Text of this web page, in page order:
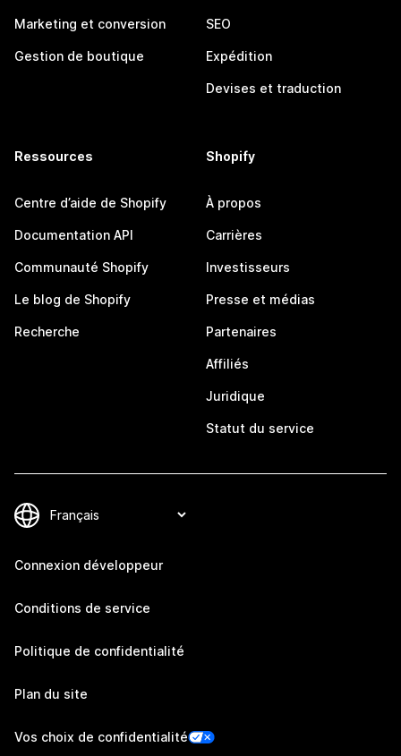
Marketing et conversion
Gestion de boutique
SEO
Expédition
Devises et traduction
Ressources
Centre d’aide de Shopify
Documentation API
Communauté Shopify
Le blog de Shopify
Recherche
Shopify
À propos
Carrières
Investisseurs
Presse et médias
Partenaires
Affiliés
Juridique
Statut du service
Connexion développeur
Conditions de service
Politique de confidentialité
Plan du site
Vos choix de confidentialité